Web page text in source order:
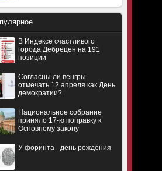
В Индексе счастливого
города Дебрецен на 191
позиции
Согласны ли венгры
отмечать 12 апреля как День
демократии?
Национальное собрание
приняло 17-ю поправку к
Основному закону
У форинта - день рождения